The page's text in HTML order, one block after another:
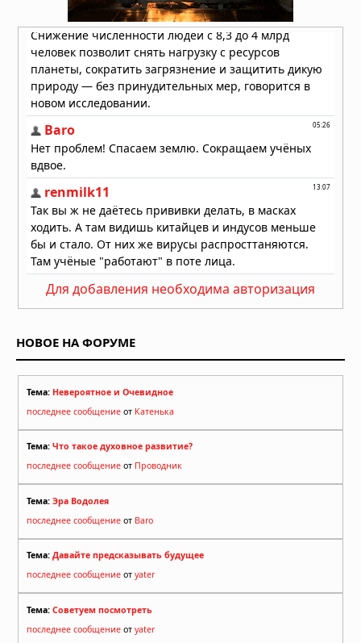
механизм, который может изменить
медицину
13.07.2026 в 06:30
Сон собаки глазами науки
10.07.2026 в 06:02
Для добавления необходима авторизация
НОВОЕ НА ФОРУМЕ
Тема: Невероятное и Очевидное
последнее сообщение от Катенька
Тема: Что такое духовное развитие?
последнее сообщение от Проводник
Тема: Эра Водолея
последнее сообщение от Baro
Тема: Давайте предсказывать будущее
последнее сообщение от yater
Тема: Советуем посмотреть
последнее сообщение от yater